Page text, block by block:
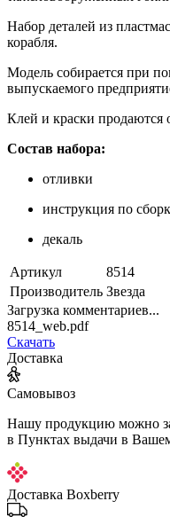
Набор деталей из
корабля.
Модель собирается при
выпускаемого
Клей и краски продаются
Состав набора:
отливки
инструкция по
декаль
Артикул
8514
Производитель Звезда
Загрузка комментариев...
8514_web.pdf
Скачать
Доставка
Самовывоз
Нашу продукцию можно
в Пунктах выдачи в
Доставка Boxberry